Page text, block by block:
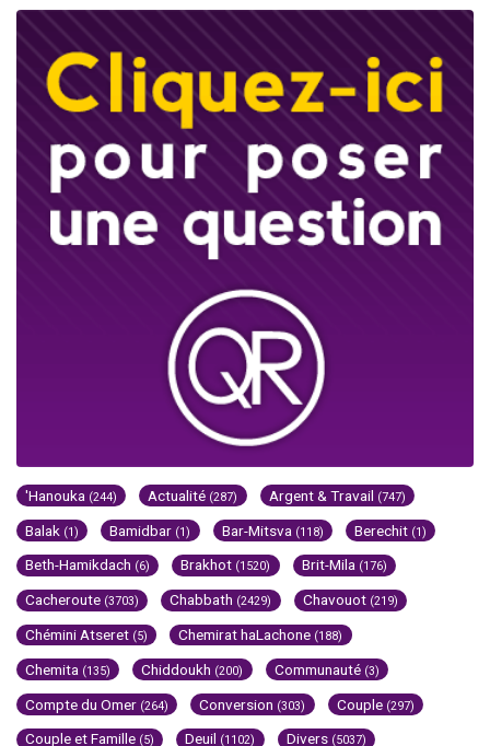
'Hanouka (244) Actualité (287) Argent & Travail (747)
Balak (1) Bamidbar (1) Bar-Mitsva (118) Berechit (1)
Beth-Hamikdach (6) Brakhot (1520) Brit-Mila (176)
Cacheroute (3703) Chabbath (2429) Chavouot (219)
Chémini Atseret (5) Chemirat haLachone (188)
Chemita (135) Chiddoukh (200) Communauté (3)
Compte du Omer (264) Conversion (303) Couple (297)
Couple et Famille (5) Deuil (1102) Divers (5037)